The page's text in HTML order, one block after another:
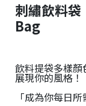
刺繡飲料
Bag
飲料提袋多樣
展現你的風格！
「成為你每日